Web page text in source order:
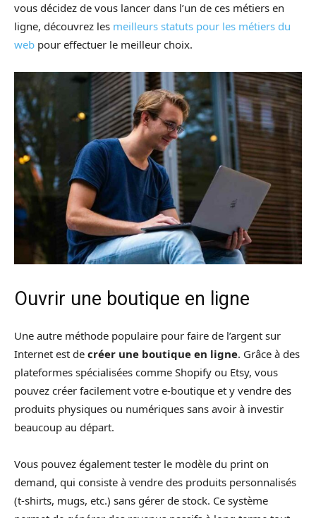
vous décidez de vous lancer dans l’un de ces métiers en
ligne, découvrez les meilleurs statuts pour les métiers du
web pour effectuer le meilleur choix.
Ouvrir une boutique en ligne
Une autre méthode populaire pour faire de l’argent sur
Internet est de créer une boutique en ligne. Grâce à des
plateformes spécialisées comme Shopify ou Etsy, vous
pouvez créer facilement votre e-boutique et y vendre des
produits physiques ou numériques sans avoir à investir
beaucoup au départ.
Vous pouvez également tester le modèle du print on
demand, qui consiste à vendre des produits personnalisés
(t-shirts, mugs, etc.) sans gérer de stock. Ce système